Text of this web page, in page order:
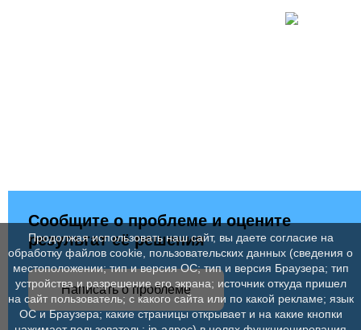
Сообщите о проблеме и оцените
результат её решения
Написать о проблеме
Продолжая использовать наш сайт, вы даете согласие на
обработку файлов cookie, пользовательских данных (сведения о
местоположении; тип и версия ОС; тип и версия Браузера; тип
устройства и разрешение его экрана; источник откуда пришел
на сайт пользователь; с какого сайта или по какой рекламе; язык
ОС и Браузера; какие страницы открывает и на какие кнопки